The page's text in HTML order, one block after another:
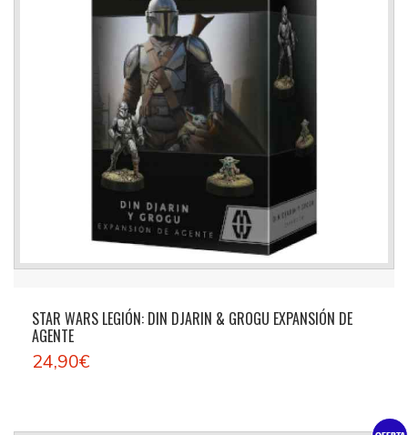
STAR WARS LEGIÓN: DIN DJARIN & GROGU EXPANSIÓN DE
AGENTE
24,90€